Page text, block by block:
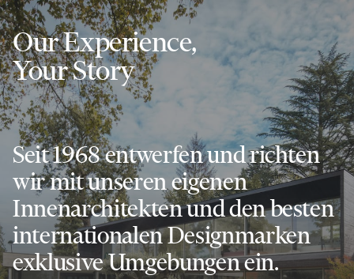
Our Experience,
Your Story
Seit 1968 entwerfen und richten
wir mit unseren eigenen
Innenarchitekten und den besten
internationalen Designmarken
exklusive Umgebungen ein.